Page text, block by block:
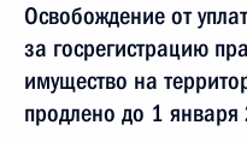
Освобождение от
за госрегистрацию
имущество на
продлено до 1